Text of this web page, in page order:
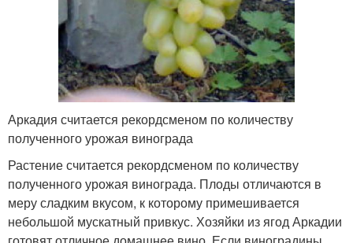
Аркадия считается рекордсменом по количеству
полученного урожая винограда
Растение считается рекордсменом по количеству
полученного урожая винограда. Плоды отличаются в
меру сладким вкусом, к которому примешивается
небольшой мускатный привкус. Хозяйки из ягод Аркадии